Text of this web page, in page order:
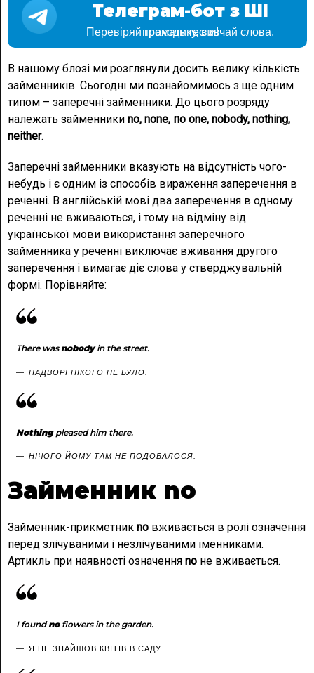
Телеграм-бот з ШІ
Перевіряй граматику, вивчай слова, проходь тести!
В нашому блозі ми розглянули досить велику кількість
займенників. Сьогодні ми познайомимось з ще одним
типом – заперечні займенники. До цього розряду
належать займенники nо, none, по one, nobody, nothing,
neither.
Заперечні займенники вказують на відсутність чого-
небудь і є одним із способів вираження заперечення в
реченні. В англійській мові два заперечення в одному
реченні не вживаються, і тому на відміну від
української мови використання заперечного
займенника у реченні виключає вживання другого
заперечення і вимагає діє слова у стверджувальній
формі. Порівняйте:
There wasnobodyin the street.
НАДВОРІ НІКОГО НЕ БУЛО.
Nothing pleased him there.
НІЧОГО ЙОМУ ТАМ НЕ ПОДОБАЛОСЯ.
Займенник no
Займенник-прикметник no вживається в ролі означення
перед злічуваними і незлічуваними іменниками.
Артикль при наявності означення no не вживається.
I found nо flowers in the garden.
Я НЕ ЗНАЙШОВ КВІТІВ В САДУ.